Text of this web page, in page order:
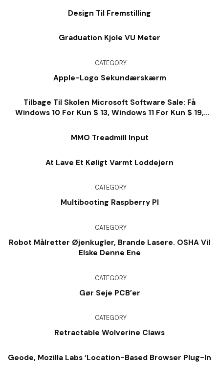
Design Til Fremstilling
Graduation Kjole VU Meter
CATEGORY
Apple-Logo Sekundærskærm
Tilbage Til Skolen Microsoft Software Sale: Få
Windows 10 For Kun $ 13, Windows 11 For Kun $ 19,
MMO Treadmill Input
At Lave Et Køligt Varmt Loddejern
CATEGORY
Multibooting Raspberry PI
CATEGORY
Robot Målretter Øjenkugler, Brande Lasere. OSHA Vil
Elske Denne Ene
CATEGORY
Gør Seje PCB’er
CATEGORY
Retractable Wolverine Claws
Geode, Mozilla Labs ‘Location-Based Browser Plug-In